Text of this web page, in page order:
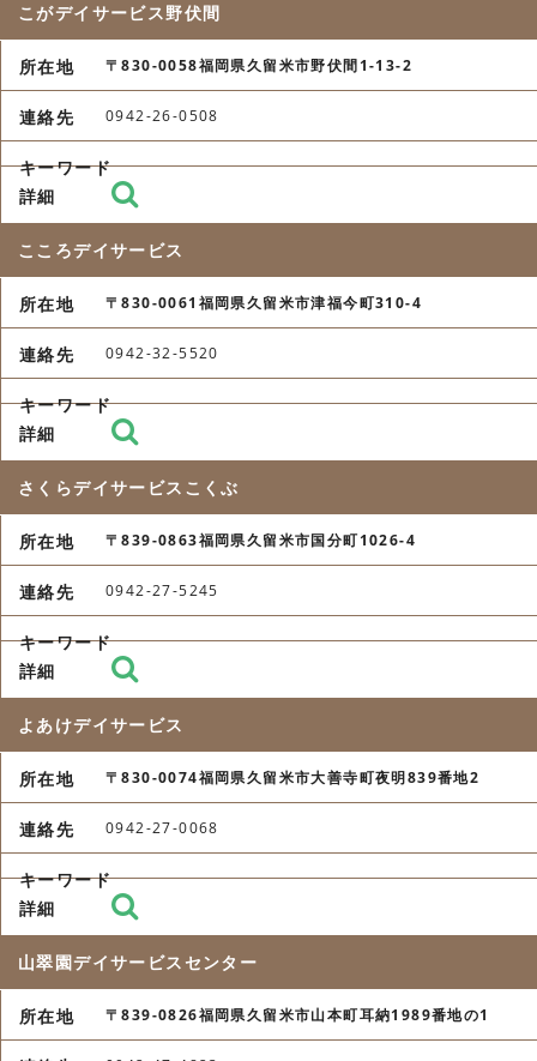
こがデイサービス野伏間
〒830-0058福岡県久留米市野伏間1-13-2
0942-26-0508
こころデイサービス
〒830-0061福岡県久留米市津福今町310-4
0942-32-5520
さくらデイサービスこくぶ
〒839-0863福岡県久留米市国分町1026-4
0942-27-5245
よあけデイサービス
〒830-0074福岡県久留米市大善寺町夜明839番地2
0942-27-0068
山翠園デイサービスセンター
〒839-0826福岡県久留米市山本町耳納1989番地の1